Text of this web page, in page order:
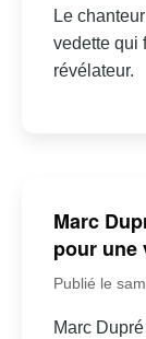
Le
vedette qui
révélateur.
Marc
pour une
Publié le
Marc